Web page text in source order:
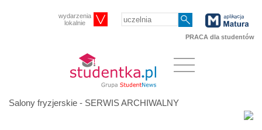
wydarzenia
lokalnie
PRACA dla studentów
Salony fryzjerskie - SERWIS ARCHIWALNY